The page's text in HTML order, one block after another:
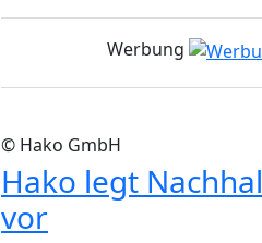
Werbung
© Hako GmbH
Hako legt
vor